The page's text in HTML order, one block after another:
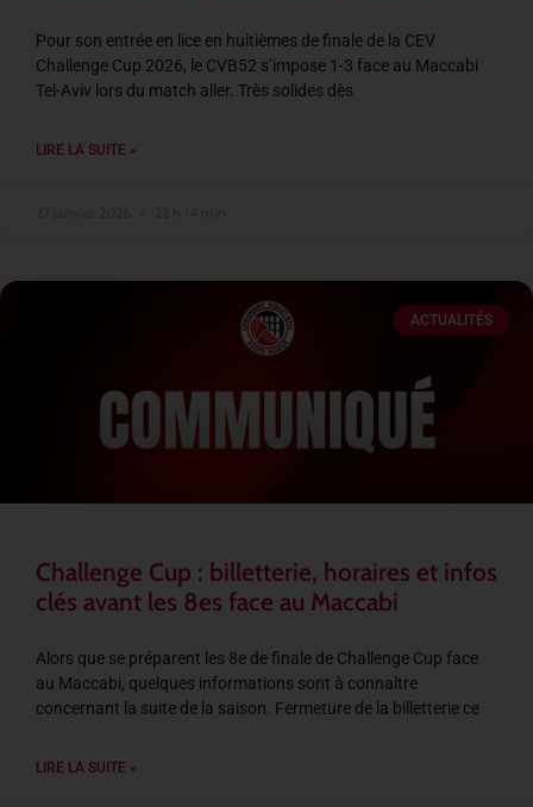
Pour son entrée en lice en huitièmes de finale de la CEV
Challenge Cup 2026, le CVB52 s’impose 1-3 face au Maccabi
Tel-Aviv lors du match aller. Très solides dès
LIRE LA SUITE »
ACTUALITÉS
Challenge Cup : billetterie, horaires et infos
clés avant les 8es face au Maccabi
Alors que se préparent les 8e de finale de Challenge Cup face
au Maccabi, quelques informations sont à connaître
concernant la suite de la saison. Fermeture de la billetterie ce
LIRE LA SUITE »